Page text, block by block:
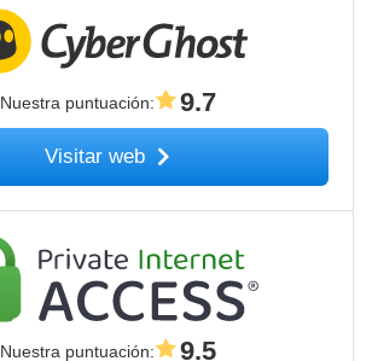
Nuestra puntuación: 9.7
Visitar web
Nuestra puntuación: 9.5